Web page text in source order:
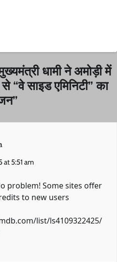
धामी ने अमोड़ी में
“वे साइड एमिनिटी” का
”
at 5:51 am
problem! Some sites offer
to new users
list/ls4109322425/